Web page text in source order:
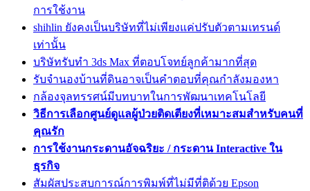
การใช้งาน
shihlin ยังคงเป็นบริษัทที่ไม่เพียงแค่ปรับตัวตามเทรนด์
เท่านั้น
บริษัทรับทำ 3ds Max ที่ตอบโจทย์ลูกค้ามากที่สุด
รับจำนองบ้านที่ดินอาจเป็นคำตอบที่คุณกำลังมองหา
กล้องจุลทรรศน์มีบทบาทในการพัฒนาเทคโนโลยี
วิธีการเลือกศูนย์ดูแลผู้ป่วยติดเตียงที่เหมาะสมสำหรับคนที่
คุณรัก
การใช้งานกระดานอัจฉริยะ / กระดาน Interactive ใน
ธุรกิจ
สัมผัสประสบการณ์การพิมพ์ที่ไม่มีที่ติด้วย Epson